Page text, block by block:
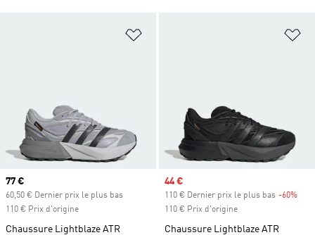
Ajouter à la Liste de produits
Prix actuel
77 €
60,50 € Dernier prix le plus bas
110 € Prix d'origine
Chaussure Lightblaze ATR
Prix soldé
44 €
110 € Dernier prix le plus bas -60%
110 € Prix d'origine
Chaussure Lightblaze ATR